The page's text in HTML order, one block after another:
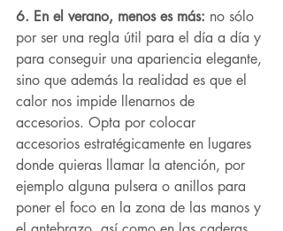
6. En el verano, menos es más: no sólo
por ser una regla útil para el día a día y
para conseguir una apariencia elegante,
sino que además la realidad es que el
calor nos impide llenarnos de
accesorios. Opta por colocar
accesorios estratégicamente en lugares
donde quieras llamar la atención, por
ejemplo alguna pulsera o anillos para
poner el foco en la zona de las manos y